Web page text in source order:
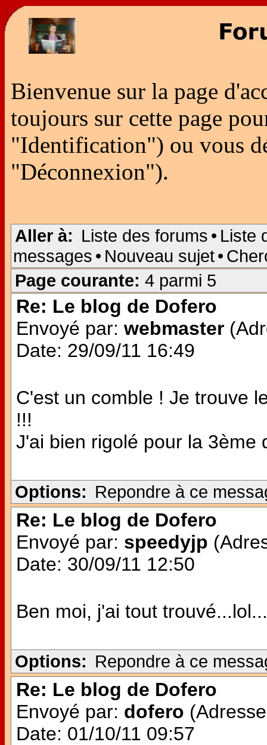
Bienvenue sur la page
toujours sur cette page
"Identification") ou vous
"Déconnexion").
Aller à: Liste des forums • Liste
messages • Nouveau sujet•
Page courante: 4 parmi 5
Re: Le blog de Dofero
Envoyé par: webmaster
Date: 29/09/11 16:49
C'est un comble ! Je trouve
!!!
J'ai bien rigolé pour la 3ème
Options: Repondre à ce
Re: Le blog de Dofero
Envoyé par: speedyjp
Date: 30/09/11 12:50
Ben moi, j'ai tout
Options: Repondre à ce
Re: Le blog de Dofero
Envoyé par: dofero
Date: 01/10/11 09:57